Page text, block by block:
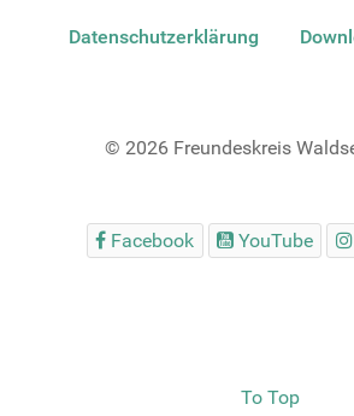
Datenschutzerklärung
© 2026 Freundeskreis
Facebook YouTube
To Top